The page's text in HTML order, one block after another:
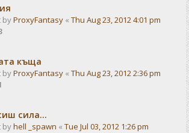
byProxyFantasy « Thu Aug 23, 2012 4:01 pm
къща
byProxyFantasy « Thu Aug 23, 2012 2:36 pm
сила...
byhell _spawn « Tue Jul 03, 2012 1:26 pm